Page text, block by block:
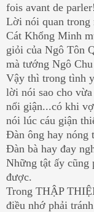
fois avant de
Lời nói quan
Cát Khổng Minh
giỏi của Ngô Tôn
mà tướng Ngô
Vậy thì trong tình
lời nói sao cho
nổi giận...có khi
nói lúc cáu giận
Đàn ông hay nóng
Đàn bà hay đay
Những tật ấy cũng
được.
Trong THẬP
điều nhớ phải